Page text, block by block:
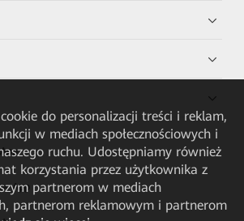
App
do personalizacji treści i reklam,
w mediach społecznościowych i
ruchu. Udostępniamy również
korzystania przez użytkownika z
partnerom w mediach
partnerom reklamowym i partnerom